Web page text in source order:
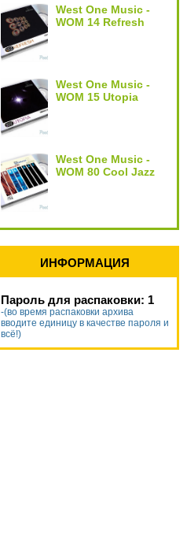
West One Music -
WOM 14 Refresh
West One Music -
WOM 15 Utopia
West One Music -
WOM 80 Cool Jazz
ИНФОРМАЦИЯ
Пароль для распаковки: 1
-(во время распаковки архива
вводите единицу в качестве пароля и
всё!)